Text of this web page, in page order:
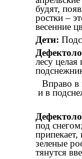
будят,
ростки –
весенние
Дети:
лесу целая
Вправо в
и в
под
зеленые
тянутся